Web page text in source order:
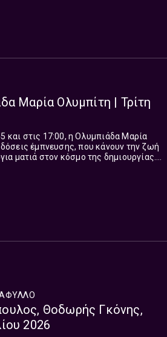
Μαρία Ολυμπίτη | Τρίτη
και στις 17:00, η Ολυμπιάδα Μαρία
έμπνευσης, που κάνουν την ζωή
ματιά στον κόσμο της δημιουργίας.
Θοδωρής Γκόνης,
2026